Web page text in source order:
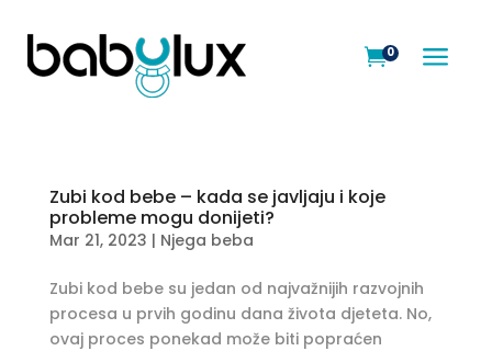
a
0
Zubi kod bebe – kada se javljaju i koje
probleme mogu donijeti?
Mar 21, 2023 | Njega beba
Zubi kod bebe su jedan od najvažnijih razvojnih
procesa u prvih godinu dana života djeteta. No,
ovaj proces ponekad može biti popraćen